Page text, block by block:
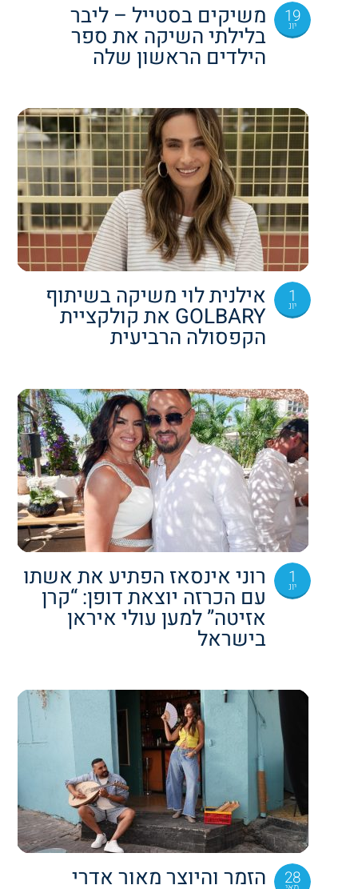
19
יונ משיקים בסטייל – ליבר
בלילתי השיקה את ספר
הילדים הראשון שלה
1
יונ אילנית לוי משיקה בשיתוף
GOLBARY את קולקציית
הקפסולה הרביעית
1
יונ רוני אינסאז הפתיע את אשתו
עם הכרזה יוצאת דופן: “קרן
אזיטה” למען עולי איראן
בישראל
28 הזמר והיוצר מאור אדרי